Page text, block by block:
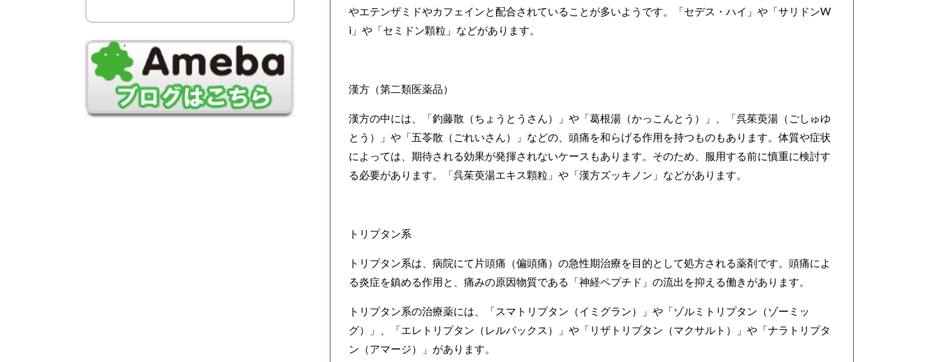
やエテンザミドやカフェインと配合されていることが多いようです。「セデス・ハイ」や「サリドンW
i」や「セミドン顆粒」などがあります。
漢方（第二類医薬品）
漢方の中には、「釣藤散（ちょうとうさん）」や「葛根湯（かっこんとう）」、「呉茱萸湯（ごしゅゆ
とう）」や「五苓散（ごれいさん）」などの、頭痛を和らげる作用を持つものもあります。体質や症状
によっては、期待される効果が発揮されないケースもあります。そのため、服用する前に慎重に検討す
る必要があります。「呉茱萸湯エキス顆粒」や「漢方ズッキノン」などがあります。
トリプタン系
トリプタン系は、病院にて片頭痛（偏頭痛）の急性期治療を目的として処方される薬剤です。頭痛によ
る炎症を鎮める作用と、痛みの原因物質である「神経ペプチド」の流出を抑える働きがあります。
トリプタン系の治療薬には、「スマトリプタン（イミグラン）」や「ゾルミトリプタン（ゾーミッ
グ）」、「エレトリプタン（レルパックス）」や「リザトリプタン（マクサルト）」や「ナラトリプタ
ン（アマージ）」があります。